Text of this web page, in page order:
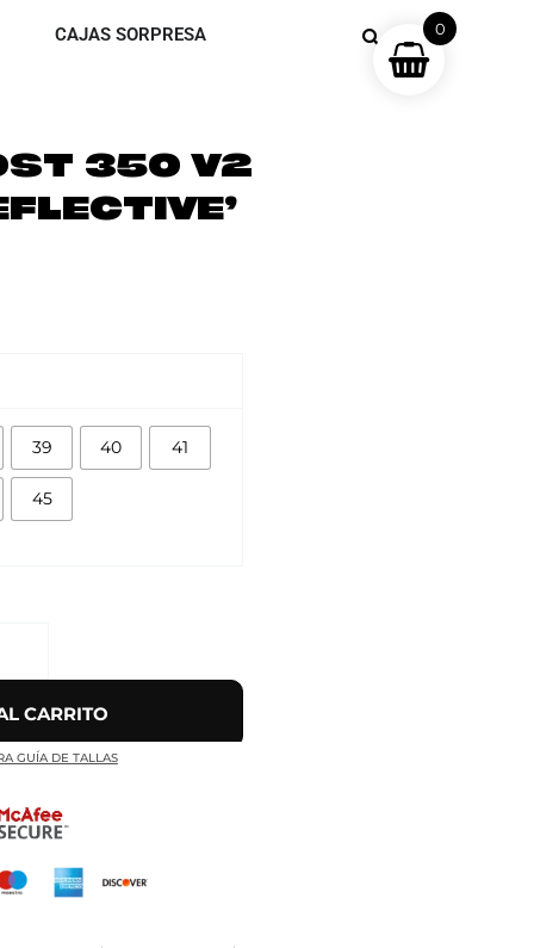
CAJAS SORPRESA
350 V2
39 40 41
45
CARRITO
GUÍA DE TALLAS
0